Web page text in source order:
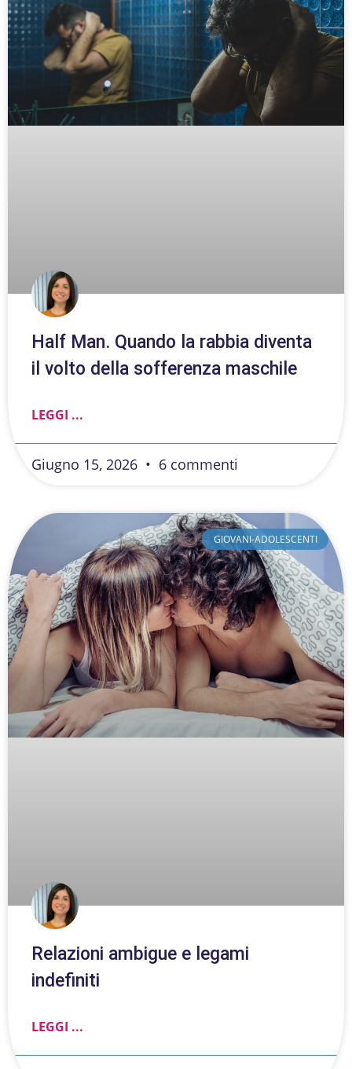
Half Man. Quando la rabbia diventa
il volto della sofferenza maschile
LEGGI ...
Giugno 15, 2026 6 commenti
GIOVANI-ADOLESCENTI
Relazioni ambigue e legami
indefiniti
LEGGI ...